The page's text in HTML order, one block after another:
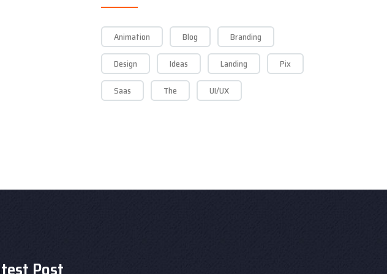
Animation Blog
Branding
Design
Ideas Landing
Pix
Saas
The UI/UX